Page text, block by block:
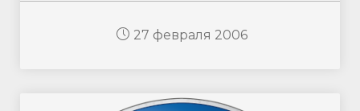
27 февраля 2006